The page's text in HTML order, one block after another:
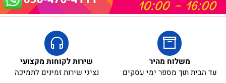
לארוז באריזת מתנה:
מתנה:
משלוח מהיר
עד הבית תוך מספר ימי עסקים
שירות לקוחות מקצועי
נציגי שירות זמינים לתמיכה